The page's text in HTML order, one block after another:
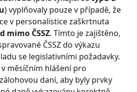
) vyplňovaly pouze v případě, že
v personalistice zaškrtnuta
mimo ČSSZ. Tímto je zajištěno,
ČSSZ do výkazu
se legislativními požadavky.
v měsíčním hlášení pro
daní, aby byly prvky